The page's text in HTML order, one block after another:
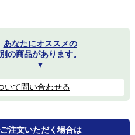
あなたにオススメの
別の商品があります。
▼
いて問い合わせる
注文いただく場合は